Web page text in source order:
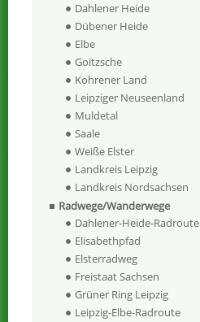
Dahlener Heide
Dübener Heide
Elbe
Goitzsche
Kohrener Land
Leipziger Neuseenland
Muldetal
Saale
Weiße Elster
Landkreis Leipzig
Landkreis Nordsachsen
Radwege/Wanderwege
Dahlener-Heide-Radroute
Elisabethpfad
Elsterradweg
Freistaat Sachsen
Grüner Ring Leipzig
Leipzig-Elbe-Radroute